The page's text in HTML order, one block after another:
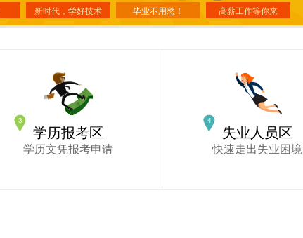
新时代，学好技术 毕业不用愁！ 高薪工作等你来
学历报考区
学历文凭报考申请
失业人员区
快速走出失业困境